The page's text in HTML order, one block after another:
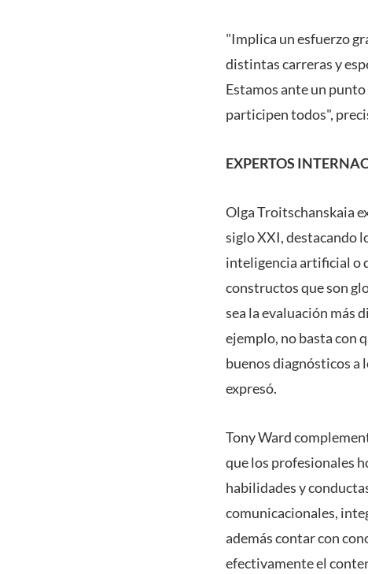
"Implica un esfuerzo
distintas carreras y
Estamos ante un
participen todos",
EXPERTOS
Olga Troitschanskaia
siglo XXI, destacando
inteligencia artificial o
constructos que son
sea la evaluación más
ejemplo, no basta con
buenos diagnósticos a
expresó.
Tony Ward
que los profesionales
habilidades y
comunicacionales,
además contar con
efectivamente el